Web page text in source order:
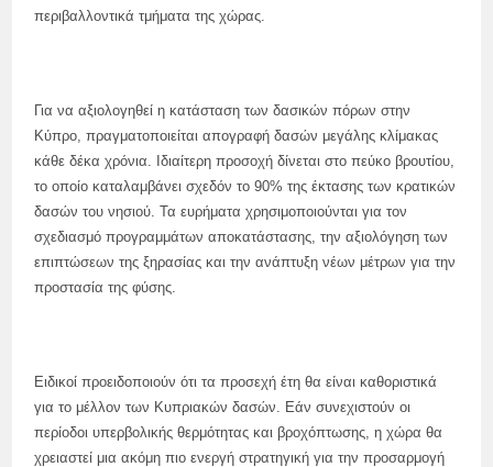
περιβαλλοντικά τμήματα της χώρας.
Για να αξιολογηθεί η κατάσταση των δασικών πόρων στην
Κύπρο, πραγματοποιείται απογραφή δασών μεγάλης κλίμακας
κάθε δέκα χρόνια. Ιδιαίτερη προσοχή δίνεται στο πεύκο βρουτίου,
το οποίο καταλαμβάνει σχεδόν το 90% της έκτασης των κρατικών
δασών του νησιού. Τα ευρήματα χρησιμοποιούνται για τον
σχεδιασμό προγραμμάτων αποκατάστασης, την αξιολόγηση των
επιπτώσεων της ξηρασίας και την ανάπτυξη νέων μέτρων για την
προστασία της φύσης.
Ειδικοί προειδοποιούν ότι τα προσεχή έτη θα είναι καθοριστικά
για το μέλλον των Κυπριακών δασών. Εάν συνεχιστούν οι
περίοδοι υπερβολικής θερμότητας και βροχόπτωσης, η χώρα θα
χρειαστεί μια ακόμη πιο ενεργή στρατηγική για την προσαρμογή